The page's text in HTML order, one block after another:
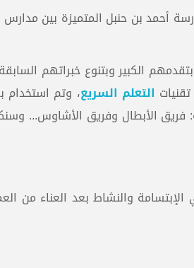
أحمد بن حنبل المتميزة بين
الكبير وبتنوع خبراتهم
التعلم السريع، وتم استخدام
فريق الأبطال وفريق الأشاوس...
والنشاط بعد العناء من